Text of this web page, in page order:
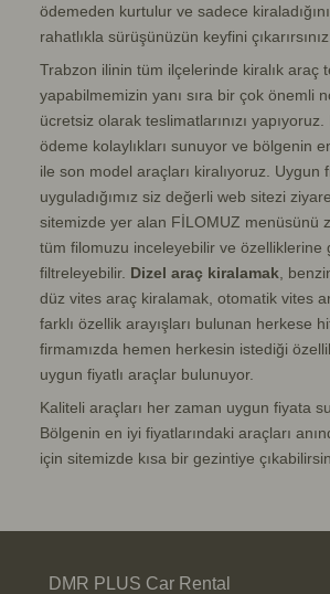
ödemeden kurtulur ve sadece
rahatlıkla sürüşünüzün keyfini çıkarırsınız.
Trabzon ilinin tüm ilçelerinde kiralık araç
yapabilmemizin yanı sıra bir çok önemli
ücretsiz olarak teslimatlarınızı
ödeme kolaylıkları sunuyor ve bölgenin
ile son model araçları kiralıyoruz. Uygun
uyguladığımız siz değerli web sitezi
sitemizde yer alan FİLOMUZ menüsünü
tüm filomuzu inceleyebilir ve özelliklerine
filtreleyebilir. Dizel araç kiralamak ,
düz vites araç kiralamak, otomatik vites
farklı özellik arayışları bulunan herkese
firmamızda hemen herkesin istediği
uygun fiyatlı araçlar bulunuyor.
Kaliteli araçları her zaman uygun fiyata
Bölgenin en iyi fiyatlarındaki araçları
için sitemizde kısa bir gezintiye
DMR PLUS Car Rental